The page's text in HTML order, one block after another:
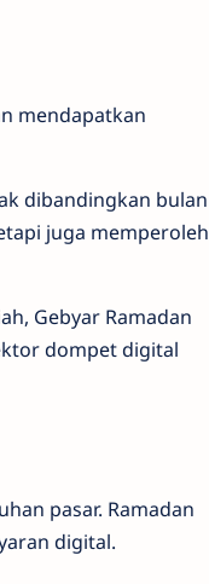
mendapatkan
dibandingkan bulan
juga memperoleh
Gebyar Ramadan
dompet digital
pasar. Ramadan
digital.